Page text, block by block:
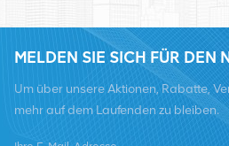
wie Übertragung, Stromversorgung,
Klemmen und unterstützende
Dienstleistern zählen Nokia, Ericsson,
Nortel, Siemens und Lucent. Wir
MELDEN SIE SICH FÜR DEN
Um über unsere Aktionen, Rabatte,
mehr auf dem Laufenden zu bleiben.